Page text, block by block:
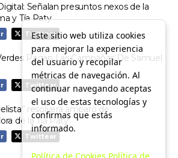
Señalan presuntos nexos de la
y Tía Paty
Twittear
Pagan Las Campañas De Samuel
Twittear
resolverá amparo de
de la Tía Paty
Twittear
Este sitio web utiliza cookies
para mejorar la experiencia
del usuario y recopilar
métricas de navegación. Al
continuar navegando aceptas
el uso de estas tecnologías y
confirmas que estás
informado.